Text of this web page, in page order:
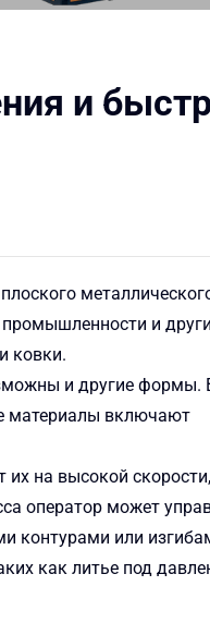
и
промышленности и
ковки.
и другие формы.
материалы включают
на высокой
оператор может
контурами или
как литье под